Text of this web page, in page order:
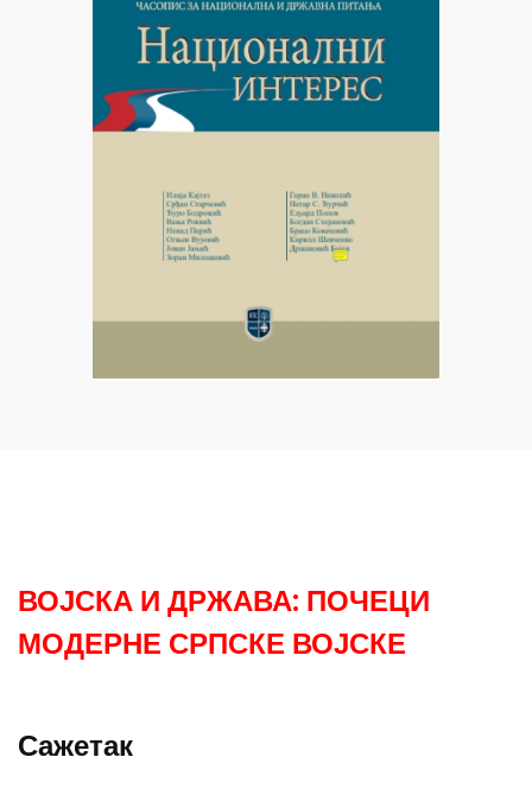
ВОЈСКА И ДРЖАВА: ПОЧЕЦИ
МОДЕРНЕ СРПСКЕ ВОЈСКЕ
Сажетак